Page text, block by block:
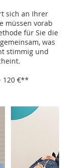
sich an Ihrer
müssen vorab
für Sie die
was
stimmig und